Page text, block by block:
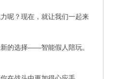
呢？现在，就让我们一起来
的选择——智能假人陪玩。